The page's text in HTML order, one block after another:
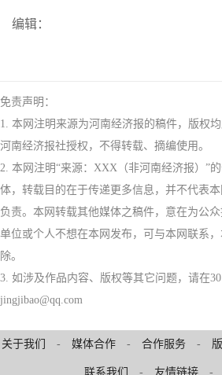
编辑：
免责声明：
1. 本网注明来源为河南经济报的稿件，版权
河南经济报社授权，不得转载、摘编使用。
2. 本网注明“来源：XXX（非河南经济报）”
体，转载目的在于传递更多信息，并不代表
负责。本网转载其他媒体之稿件，意在为公
单位或个人不想在本网发布，可与本网联系
除。
3. 如涉及作品内容、版权等其它问题，请在
jingjibao@qq.com
关于我们 - 媒体合作- 合作服务-
联系我们 - 友情链接 -